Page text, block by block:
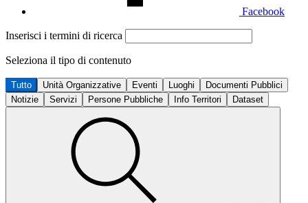
Facebook
Inserisci i termini di ricerca
Seleziona il tipo di contenuto
Tutto Unità Organizzative Eventi Luoghi
Documenti Pubblici
Notizie
Servizi Persone Pubbliche Info Territori Dataset